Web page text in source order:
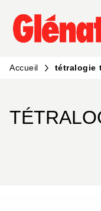
MENU
PIED DE PAGE
Accueil tétralogie